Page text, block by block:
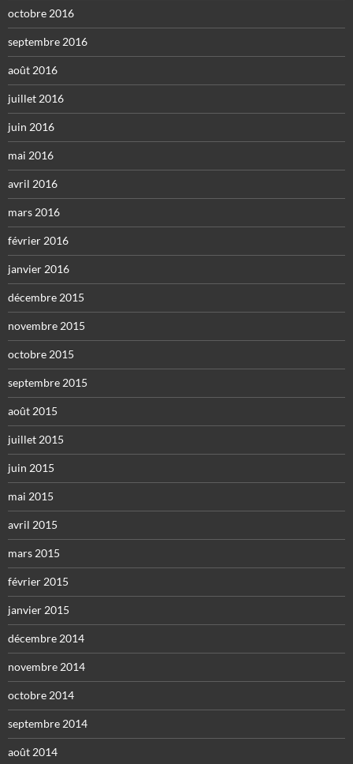
octobre 2016
septembre 2016
août 2016
juillet 2016
juin 2016
mai 2016
avril 2016
mars 2016
février 2016
janvier 2016
décembre 2015
novembre 2015
octobre 2015
septembre 2015
août 2015
juillet 2015
juin 2015
mai 2015
avril 2015
mars 2015
février 2015
janvier 2015
décembre 2014
novembre 2014
octobre 2014
septembre 2014
août 2014